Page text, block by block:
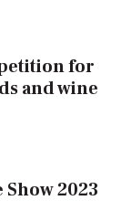
for
and wine
2023